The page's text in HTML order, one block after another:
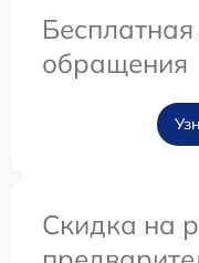
обращения
Скидка на